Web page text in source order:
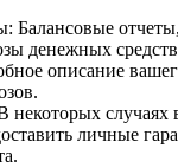
Балансовые
денежных
описание
некоторых случаях
личные